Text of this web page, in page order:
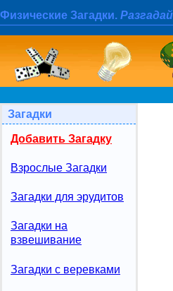
Физические Загадки.
Загадки
Добавить Загадку
Взрослые Загадки
Загадки для эрудитов
Загадки на
взвешивание
Загадки с веревками